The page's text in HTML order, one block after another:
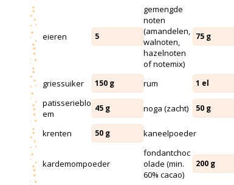
eieren 5
gemengde
noten
(amandelen,
walnoten,
hazelnoten
of notemix)
75 g
griessuiker 150 g rum 1 el
patisserieblo
em
45 g noga (zacht) 50 g
krenten 50 g kaneelpoeder
kardemompoeder
fondantchoc
olade (min.
60% cacao)
200 g